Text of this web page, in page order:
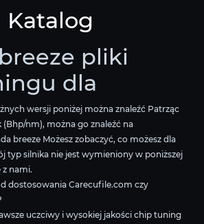
Katalog
pliki
dla
wersji poniżej można znaleźć Patrząc
nm), można go znaleźć na
breeze Możesz zobaczyć, co możesz dla
typ silnika nie jest wymieniony w poniższej
nami.
dostosowania Carecufile.com czy
uczciwy i wysokiej jakości chip tuning